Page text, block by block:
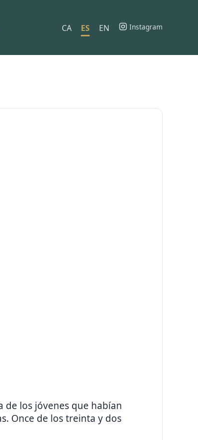
CA ES EN Instagram
de los jóvenes que habían
Once de los treinta y dos